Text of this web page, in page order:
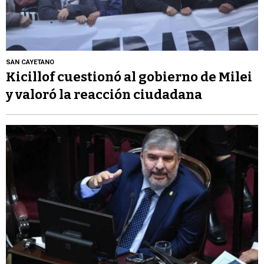
SAN CAYETANO
Kicillof cuestionó al gobierno de Milei
y valoró la reacción ciudadana